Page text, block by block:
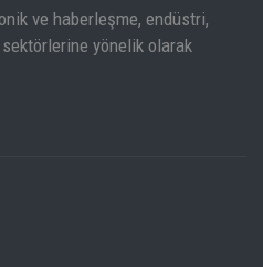
ve haberleşme, endüstri,
yönelik olarak